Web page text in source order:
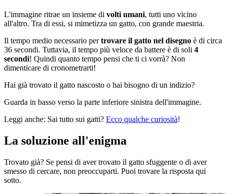
L'immagine ritrae un insieme di volti umani, tutti uno vicino
all'altro. Tra di essi, si mimetizza un gatto, con grande maestria.
Il tempo medio necessario pertrovare il gatto nel disegno è di circa
36 secondi. Tuttavia, il tempo più veloce da battere è di soli 4
secondi! Quindi quanto tempo pensi che ti ci vorrà? Non
dimenticare di cronometrarti!
Hai già trovato il gatto nascosto o hai bisogno di un indizio?
Guarda in basso verso la parte inferiore sinistra dell'immagine.
Leggi anche: Sai tutto sui gatti? Ecco qualche curiosità!
La soluzione all'enigma
Trovato già? Se pensi di aver trovato il gatto sfuggente o di aver
smesso di cercare, non preoccuparti. Puoi trovare la risposta qui
sotto.